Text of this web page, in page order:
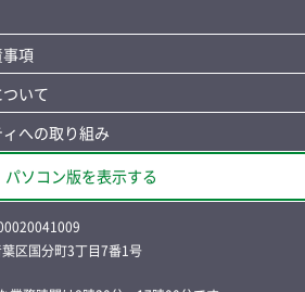
項
いて
への取り組み
パソコン版を表示する
区国分町3丁目7番1号